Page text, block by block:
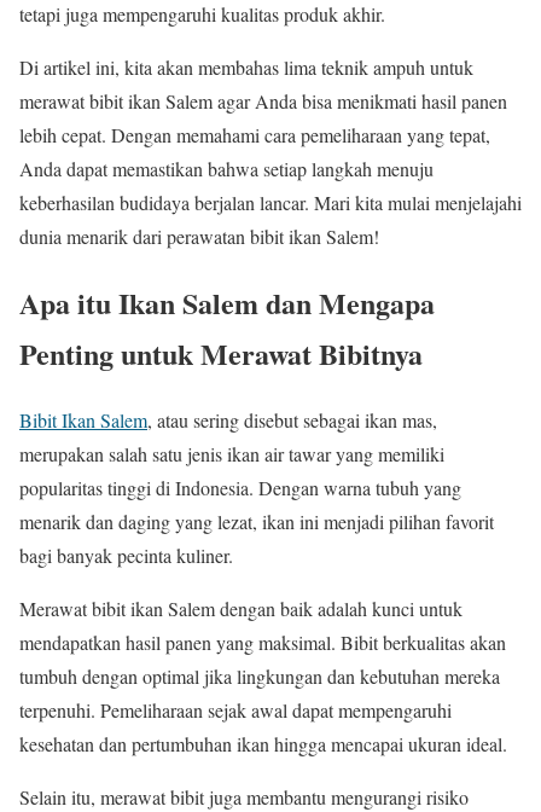
tetapi juga mempengaruhi kualitas produk akhir.
Di artikel ini, kita akan membahas lima teknik ampuh untuk
merawat bibit ikan Salem agar Anda bisa menikmati hasil panen
lebih cepat. Dengan memahami cara pemeliharaan yang tepat,
Anda dapat memastikan bahwa setiap langkah menuju
keberhasilan budidaya berjalan lancar. Mari kita mulai menjelajahi
dunia menarik dari perawatan bibit ikan Salem!
Apa itu Ikan Salem dan Mengapa
Penting untuk Merawat Bibitnya
Bibit Ikan Salem, atau sering disebut sebagai ikan mas,
merupakan salah satu jenis ikan air tawar yang memiliki
popularitas tinggi di Indonesia. Dengan warna tubuh yang
menarik dan daging yang lezat, ikan ini menjadi pilihan favorit
bagi banyak pecinta kuliner.
Merawat bibit ikan Salem dengan baik adalah kunci untuk
mendapatkan hasil panen yang maksimal. Bibit berkualitas akan
tumbuh dengan optimal jika lingkungan dan kebutuhan mereka
terpenuhi. Pemeliharaan sejak awal dapat mempengaruhi
kesehatan dan pertumbuhan ikan hingga mencapai ukuran ideal.
Selain itu, merawat bibit juga membantu mengurangi risiko